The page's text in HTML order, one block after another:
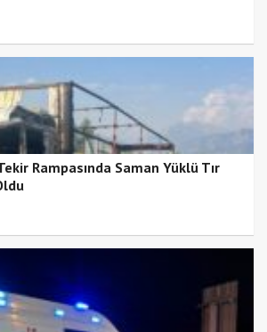
Rampasında Saman Yüklü Tır